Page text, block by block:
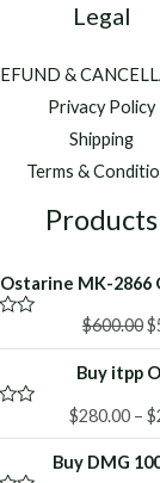
Legal
&
Privacy Policy
Shipping
Terms &
Products
Ostarine MK-
$600.00$
Buy itpp
$280.00 – $
Buy DMG